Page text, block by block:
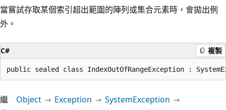
當嘗試存取某個索引超出範圍的陣列或集合元素時，會拋出例
外。
C# 複製
public sealed class IndexOutOfRangeException :
繼
Object Exception
SystemException